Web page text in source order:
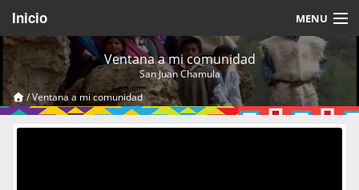
Inicio MENU
Acerca de
Videos Temáticos
Cerrar Sesión
Ventana a mi comunidad
San Juan Chamula
/Ventana a mi comunidad